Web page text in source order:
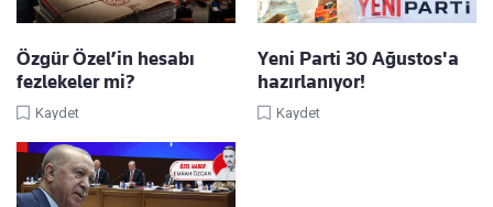
Özgür Özel’in hesabı
fezlekeler mi?
Kaydet
Yeni Parti 30 Ağustos'a
hazırlanıyor!
Kaydet